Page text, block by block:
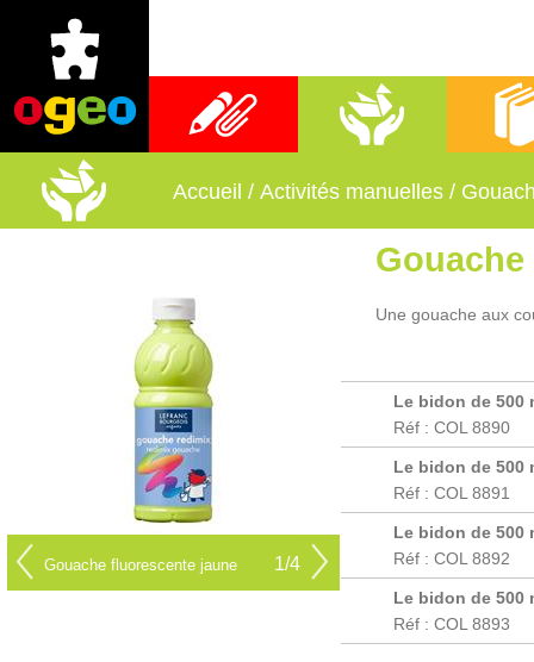
Fournitures scolaires Activités manuelles
Accueil / Activités manuelles /
Gouache fluorescente jaune 1/4
Une gouache aux
Le bidon de 500
Réf : COL 8890
Le bidon de 500
Réf : COL 8891
Le bidon de 500
Réf : COL 8892
Le bidon de 500
Réf : COL 8893